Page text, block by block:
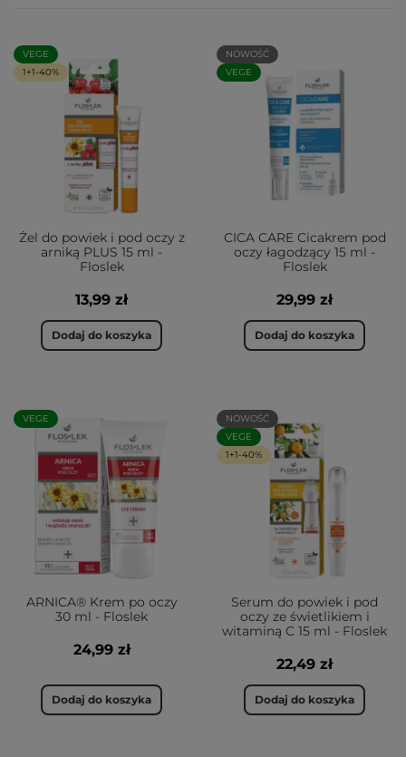
VEGE
1+1-40%
Żel do powiek i pod oczy z
arniką PLUS 15 ml -
Floslek
13,99 zł
Dodaj do koszyka
NOWOŚĆ
VEGE
CICA CARE Cicakrem pod
oczy łagodzący 15 ml -
Floslek
29,99 zł
Dodaj do koszyka
VEGE
ARNICA® Krem po oczy
30 ml - Floslek
24,99 zł
Dodaj do koszyka
NOWOŚĆ
VEGE
1+1-40%
Serum do powiek i pod
oczy ze świetlikiem i
witaminą C 15 ml - Floslek
22,49 zł
Dodaj do koszyka